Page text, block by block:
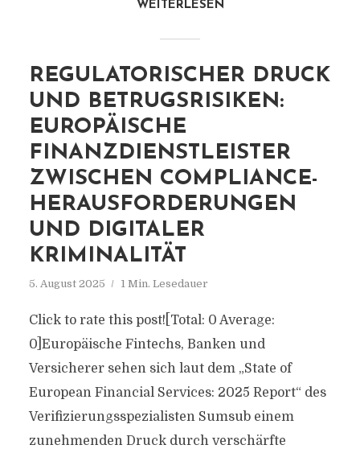
WEITERLESEN
REGULATORISCHER DRUCK
UND BETRUGSRISIKEN:
EUROPÄISCHE
FINANZDIENSTLEISTER
ZWISCHEN COMPLIANCE-
HERAUSFORDERUNGEN
UND DIGITALER
KRIMINALITÄT
5. August 2025 1 Min. Lesedauer
Click to rate this post![Total: 0 Average:
0]Europäische Fintechs, Banken und
Versicherer sehen sich laut dem „State of
European Financial Services: 2025 Report“ des
Verifizierungsspezialisten Sumsub einem
zunehmenden Druck durch verschärfte